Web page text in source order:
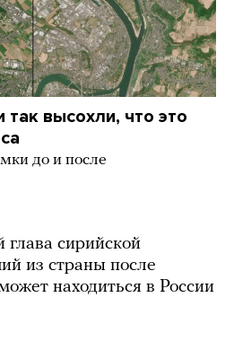
так высохли, что это
до и после
сирийской
из страны после
находиться в России